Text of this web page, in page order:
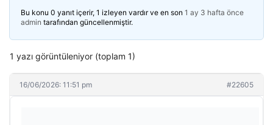
Bu konu 0 yanıt içerir, 1 izleyen vardır ve en son 1 ay 3 hafta önce
admin tarafından güncellenmiştir.
1 yazı görüntüleniyor (toplam 1)
16/06/2026: 11:51 pm #22605